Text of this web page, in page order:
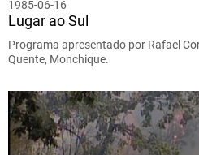
1985-06-16
Lugar ao Sul
Programa apresentado por Rafael
Quente, Monchique.